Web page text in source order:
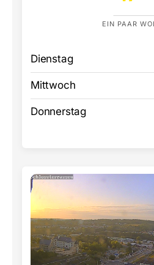
EIN PAAR
Dienstag
Mittwoch
Donnerstag